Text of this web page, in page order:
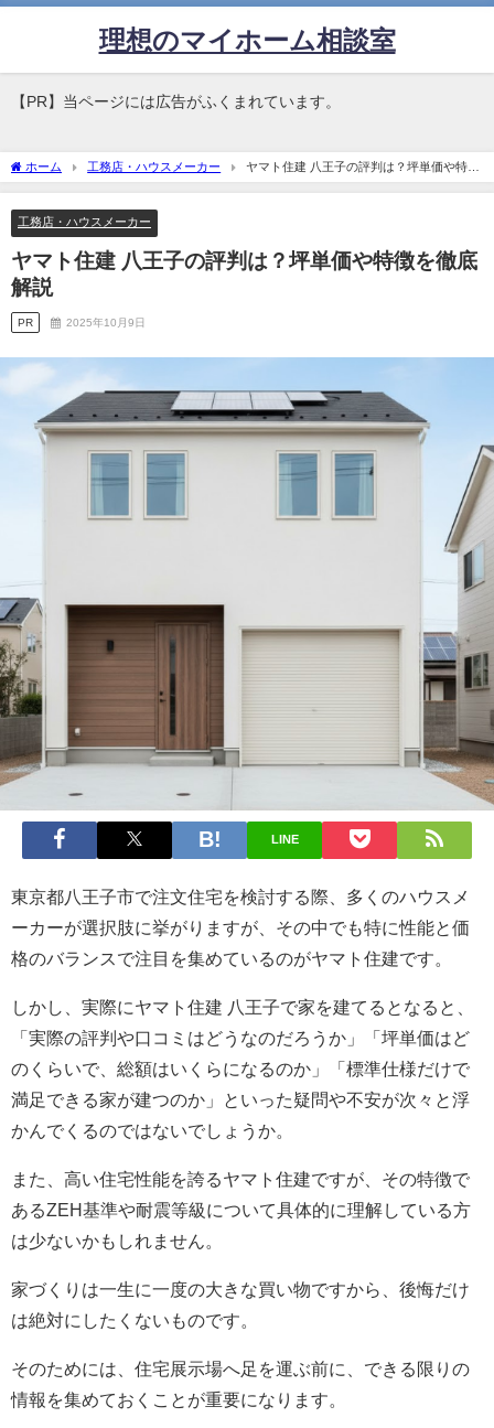
理想のマイホーム相談室
【PR】当ページには広告がふくまれています。
ホーム 工務店・ハウスメーカー
ヤマト住建 八王子の評判は？坪単価や特徴
を徹底解説
工務店・ハウスメーカー
ヤマト住建 八王子の評判は？坪単価や特徴を徹底
解説
PR 2025年10月9日
LINE
東京都八王子市で注文住宅を検討する際、多くのハウスメ
ーカーが選択肢に挙がりますが、その中でも特に性能と価
格のバランスで注目を集めているのがヤマト住建です。
しかし、実際にヤマト住建 八王子で家を建てるとなると、
「実際の評判や口コミはどうなのだろうか」「坪単価はど
のくらいで、総額はいくらになるのか」「標準仕様だけで
満足できる家が建つのか」といった疑問や不安が次々と浮
かんでくるのではないでしょうか。
また、高い住宅性能を誇るヤマト住建ですが、その特徴で
あるZEH基準や耐震等級について具体的に理解している方
は少ないかもしれません。
家づくりは一生に一度の大きな買い物ですから、後悔だけ
は絶対にしたくないものです。
そのためには、住宅展示場へ足を運ぶ前に、できる限りの
情報を集めておくことが重要になります。